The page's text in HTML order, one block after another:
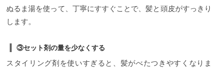
ぬるま湯を使って、丁寧にすすぐことで、髪と頭皮がすっきり
します。
③セット剤の量を少なくする
スタイリング剤を使いすぎると、髪がべたつきやすくなりま